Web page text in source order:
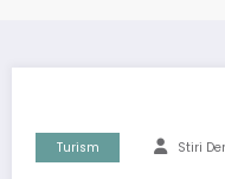
Turism Stiri